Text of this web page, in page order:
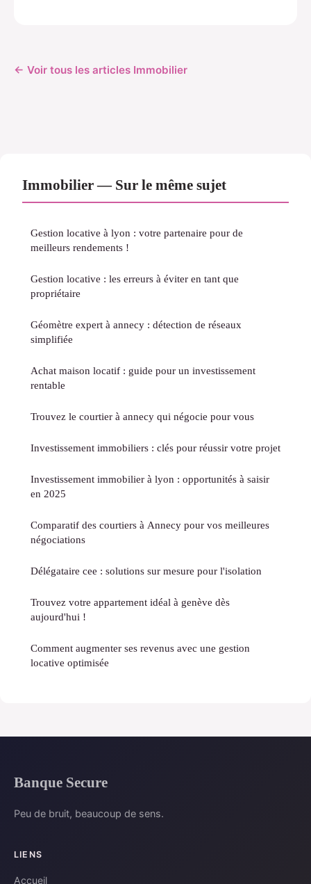
← Voir tous les articles Immobilier
Immobilier — Sur le même sujet
Gestion locative à lyon : votre partenaire pour de
meilleurs rendements !
Gestion locative : les erreurs à éviter en tant que
propriétaire
Géomètre expert à annecy : détection de réseaux
simplifiée
Achat maison locatif : guide pour un investissement
rentable
Trouvez le courtier à annecy qui négocie pour vous
Investissement immobiliers : clés pour réussir votre projet
Investissement immobilier à lyon : opportunités à saisir
en 2025
Comparatif des courtiers à Annecy pour vos meilleures
négociations
Délégataire cee : solutions sur mesure pour l'isolation
Trouvez votre appartement idéal à genève dès
aujourd'hui !
Comment augmenter ses revenus avec une gestion
locative optimisée
Banque Secure
Peu de bruit, beaucoup de sens.
LIENS
Accueil